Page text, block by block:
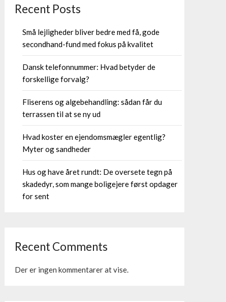
Recent Posts
Små lejligheder bliver bedre med få, gode
secondhand-fund med fokus på kvalitet
Dansk telefonnummer: Hvad betyder de
forskellige forvalg?
Fliserens og algebehandling: sådan får du
terrassen til at se ny ud
Hvad koster en ejendomsmægler egentlig?
Myter og sandheder
Hus og have året rundt: De oversete tegn på
skadedyr, som mange boligejere først opdager
for sent
Recent Comments
Der er ingen kommentarer at vise.